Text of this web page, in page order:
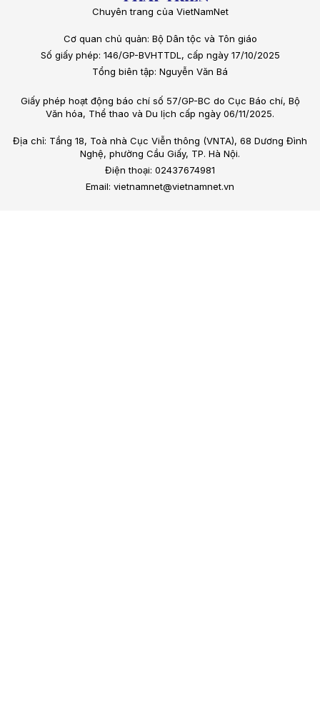
Chuyên trang của VietNamNet
Cơ quan chủ quản: Bộ Dân tộc và Tôn giáo
Số giấy phép: 146/GP-BVHTTDL, cấp ngày 17/10/2025
Tổng biên tập: Nguyễn Văn Bá
Giấy phép hoạt động báo chí số 57/GP-BC do Cục Báo chí, Bộ
Văn hóa, Thể thao và Du lịch cấp ngày 06/11/2025.
Địa chỉ: Tầng 18, Toà nhà Cục Viễn thông (VNTA), 68 Dương Đình
Nghệ, phường Cầu Giấy, TP. Hà Nội.
Điện thoại: 02437674981
Email: vietnamnet@vietnamnet.vn